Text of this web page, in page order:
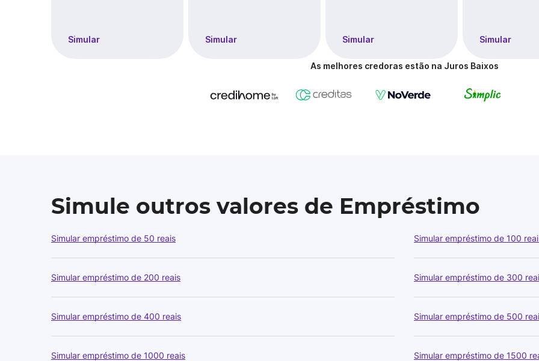
Simular Simular Simular Simular
As melhores credoras estão na Juros Baixos
Simule outros valores de Empréstimo
Simular empréstimo de 50 reais Simular empréstimo de 100
Simular empréstimo de 200 reais Simular empréstimo de 300
Simular empréstimo de 400 reais Simular empréstimo de 500
Simular empréstimo de 1000 reais Simular empréstimo de 1500